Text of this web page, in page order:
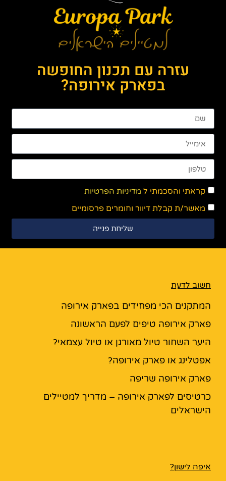
עזרה עם תכנון החופשה
בפארק אירופה?
קראתי והסכמתי ל מדיניות הפרטיות
מאשר/ת קבלת דיוור וחומרים פרסומיים
שליחת פנייה
חשוב לדעת
המתקנים הכי מפחידים בפארק אירופה
פארק אירופה טיפים לפעם הראשונה
היער השחור טיול מאורגן או טיול עצמאי?
אפטלינג או פארק אירופה?
פארק אירופה שריפה
כרטיסים לפארק אירופה – מדריך למטיילים
הישראלים
איפה לישון?